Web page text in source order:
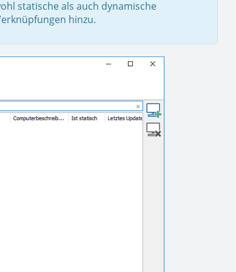
statische als auch dynamische
hinzu.